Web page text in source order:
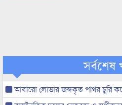
সর্বশেষ
আবারো লোভার জব্দকৃত পাথর চুরি